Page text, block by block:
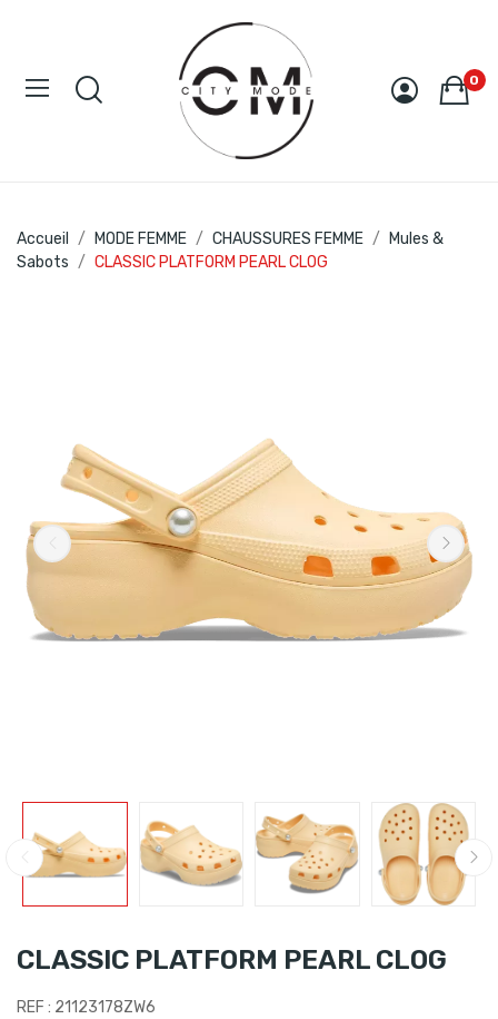
0
Accueil MODE FEMME CHAUSSURES FEMME
Mules &
Sabots
CLASSIC PLATFORM PEARL CLOG
CLASSIC PLATFORM PEARL CLOG
REF : 21123178ZW6